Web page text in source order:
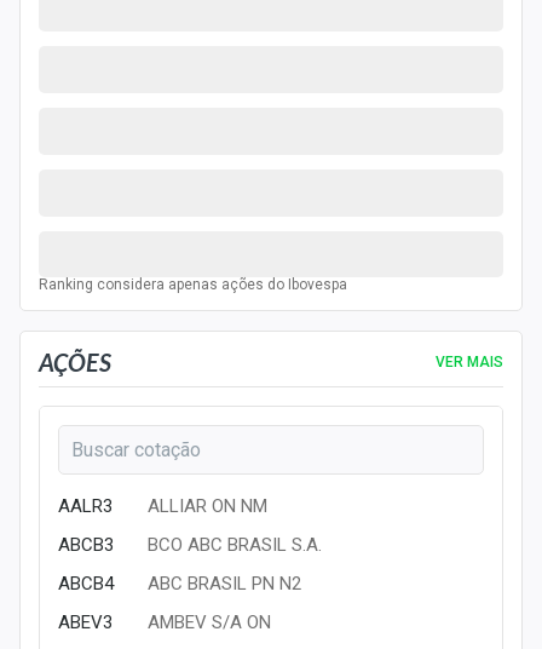
Conteúdo de Marca
Expediente
Contato
Ranking considera apenas ações do Ibovespa
AÇÕES VER MAIS
AALR3
ALLIAR ON NM
ABCB3
BCO ABC BRASIL S.A.
ABCB4
ABC BRASIL PN N2
ABEV3
AMBEV S/A ON